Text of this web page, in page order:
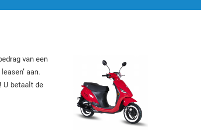
van een
aan.
U betaalt de